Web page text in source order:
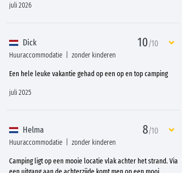
juli 2026
Dick 10/10
Huuraccommodatie zonder kinderen
Een hele leuke vakantie gehad op een op en top camping
juli 2025
Helma 8/10
Huuraccommodatie zonder kinderen
Camping ligt op een mooie locatie vlak achter het strand. Via